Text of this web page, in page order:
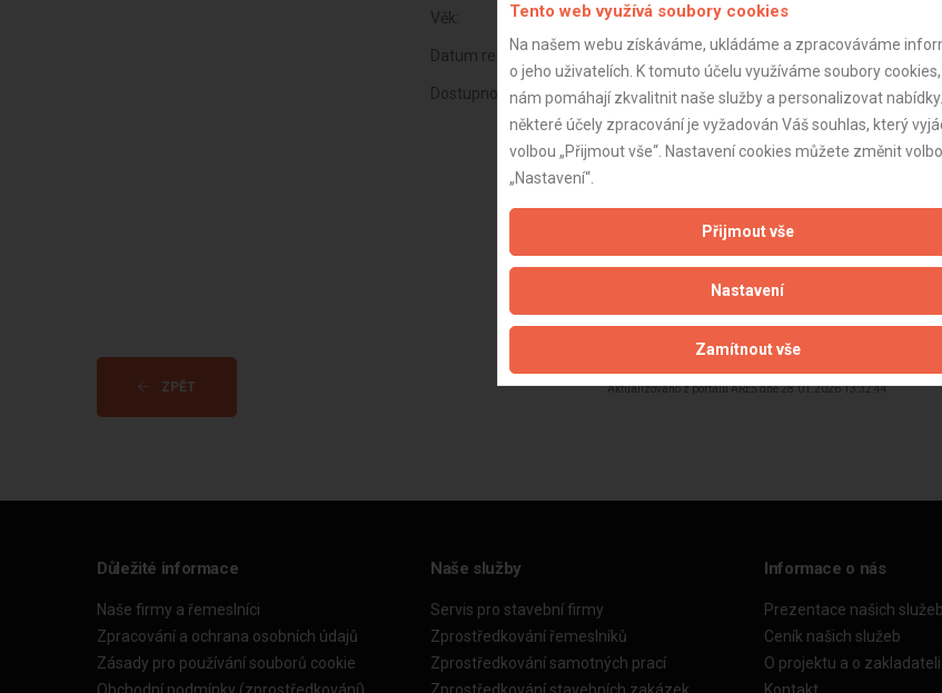
Věk: 40 let
Datum registrace: 28.1.2026
Dostupnost:
ZPĚT Aktualizováno z portálu ARES dne 28.01.2026 13:32:44
Důležité informace
Naše firmy a řemeslníci
Zpracování a ochrana osobních údajů
Zásady pro používání souborů cookie
Naše služby
Servis pro stavební firmy
Zprostředkování řemeslníků
Zprostředkování samotných prací
Informace o nás
Prezentace našich služeb
Ceník našich služeb
O projektu a o zakladateli
Tento web využívá soubory cookies
Na našem webu získáváme, ukládáme a zpracováváme
o jeho uživatelích. K tomuto účelu využíváme soubory
nám pomáhají zkvalitnit naše služby a personalizovat
některé účely zpracování je vyžadován Váš souhlas, který
volbou „Přijmout vše“. Nastavení cookies můžete změnit
„Nastavení“.
Přijmout vše
Nastavení
Zamítnout vše